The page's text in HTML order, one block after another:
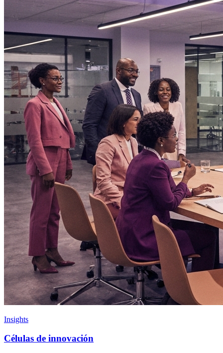
Insights
Células de innovación